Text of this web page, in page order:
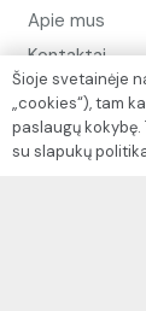
Apie mus
Kontaktai
Privatumo
Pinigų ir
Šioje svetainėje
„cookies“), tam
paslaugų
su slapukų